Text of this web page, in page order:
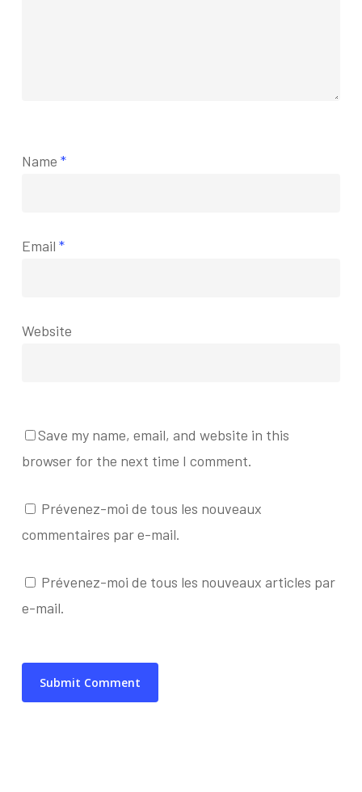
Name *
Email *
Website
Save my name, email, and website in this
browser for the next time I comment.
Prévenez-moi de tous les nouveaux
commentaires par e-mail.
Prévenez-moi de tous les nouveaux articles par
e-mail.